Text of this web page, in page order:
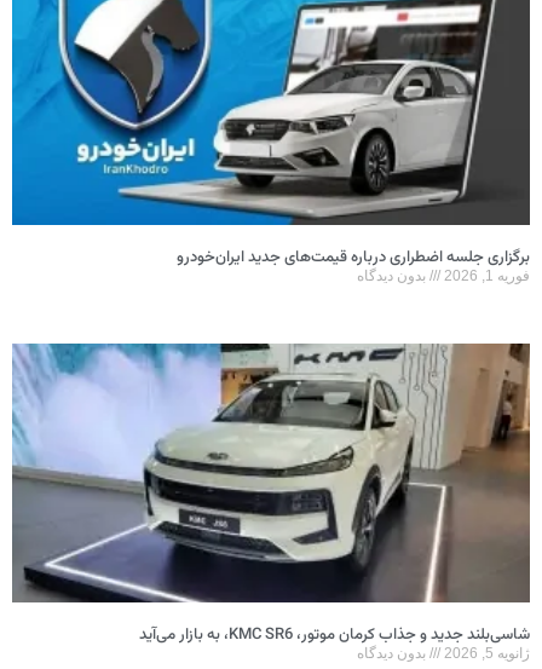
برگزاری جلسه اضطراری درباره قیمت‌های جدید ایران‌خودرو
فوریه 1, 2026 بدون دیدگاه
شاسی‌بلند جدید و جذاب کرمان موتور، KMC SR6، به بازار می‌آید
ژانویه 5, 2026 بدون دیدگاه